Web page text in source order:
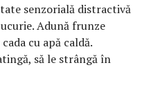
senzorială distractivă
Adună frunze
cu apă caldă.
să le strângă în